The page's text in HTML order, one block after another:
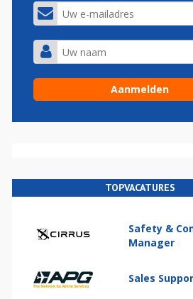
TOPVACATURES
Safety &
Manager
Sales